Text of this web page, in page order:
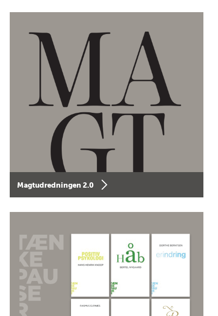
Magtudredningen 2.0